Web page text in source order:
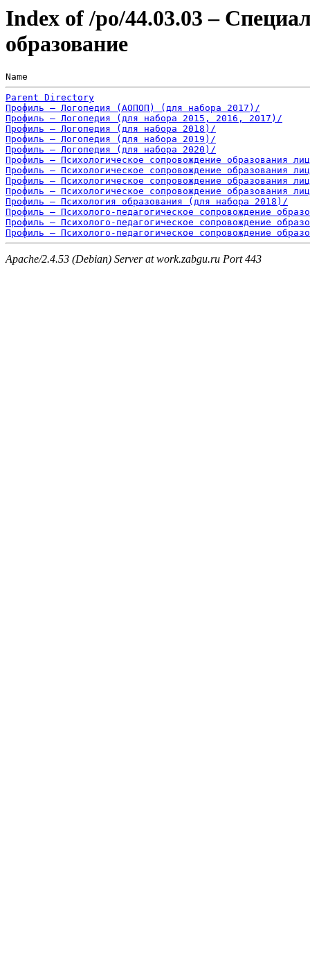
Index of /po/44.03.03 –
образование
Name
Parent Directory
Профиль – Логопедия (АОПОП) (для набора 2017)/
Профиль – Логопедия (для набора 2015, 2016, 2017)/
Профиль – Логопедия (для набора 2018)/
Профиль – Логопедия (для набора 2019)/
Профиль – Логопедия (для набора 2020)/
Профиль – Психологическое сопровождение
Профиль – Психологическое сопровождение
Профиль – Психологическое сопровождение образования
Профиль – Психологическое сопровождение образования
Профиль – Психология образования (для набора 2018)/
Профиль – Психолого-педагогическое сопровождение
Профиль – Психолого-педагогическое сопровождение
Профиль – Психолого-педагогическое сопровождение
Apache/2.4.53 (Debian) Server at work.zabgu.ru Port 443